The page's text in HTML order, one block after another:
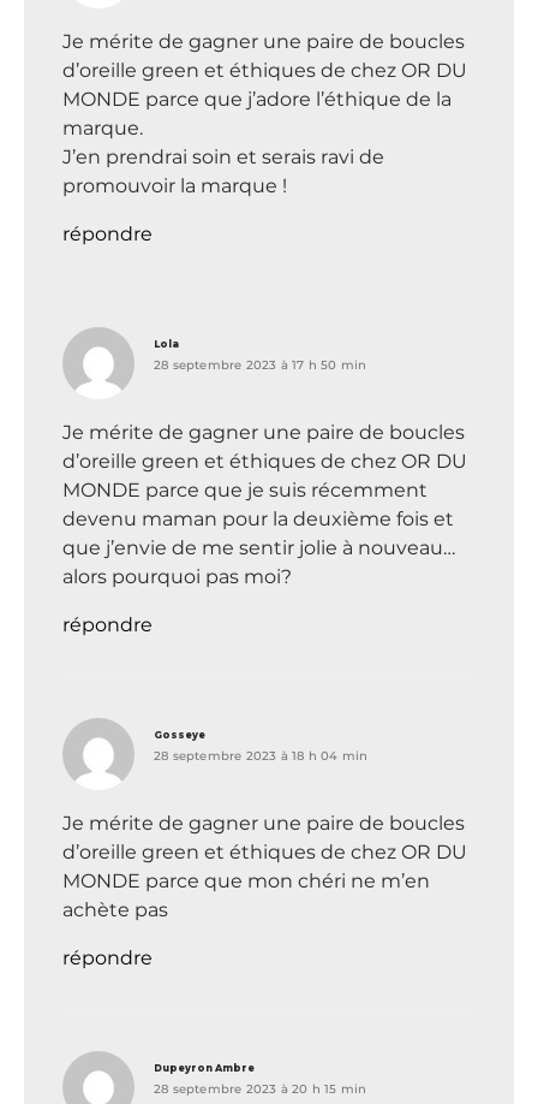
Je mérite de gagner une paire de boucles
d’oreille green et éthiques de chez OR DU
MONDE parce que j’adore l’éthique de la
marque.
J’en prendrai soin et serais ravi de
promouvoir la marque !
répondre
Lola
28 septembre 2023 à 17 h 50 min
Je mérite de gagner une paire de boucles
d’oreille green et éthiques de chez OR DU
MONDE parce que je suis récemment
devenu maman pour la deuxième fois et
que j’envie de me sentir jolie à nouveau…
alors pourquoi pas moi?
répondre
Gosseye
28 septembre 2023 à 18 h 04 min
Je mérite de gagner une paire de boucles
d’oreille green et éthiques de chez OR DU
MONDE parce que mon chéri ne m’en
achète pas
répondre
Dupeyron Ambre
28 septembre 2023 à 20 h 15 min